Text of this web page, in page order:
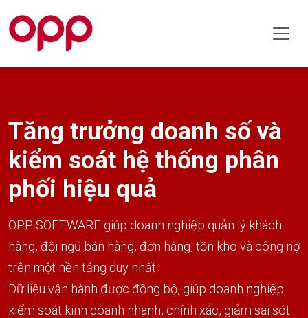
Tăng trưởng doanh số và
kiểm soát hệ thống phân
phối hiệu quả
OPP SOFTWARE giúp doanh nghiệp quản lý khách
hàng, đội ngũ bán hàng, đơn hàng, tồn kho và công nợ
trên một nền tảng duy nhất.
Dữ liệu vận hành được đồng bộ, giúp doanh nghiệp
kiểm soát kinh doanh nhanh, chính xác, giảm sai sót